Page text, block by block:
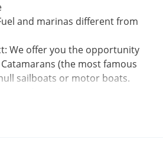
and marinas different from
We offer you the opportunity
(the most famous
sailboats or motor boats.
your needs. Whether half-